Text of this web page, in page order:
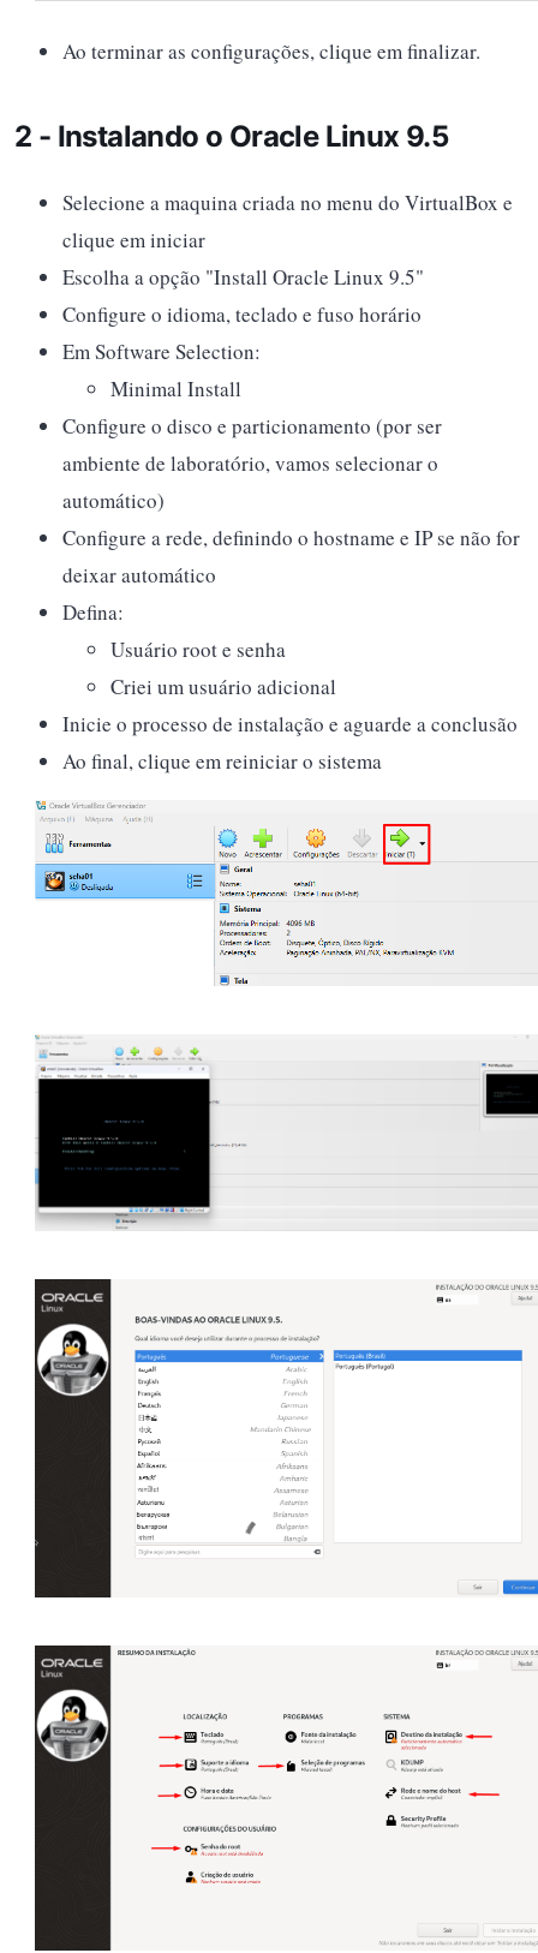
Ao terminar as configurações, clique em finalizar.
2 - Instalando o Oracle Linux 9.5
Selecione a maquina criada no menu do VirtualBox e
clique em iniciar
Escolha a opção "Install Oracle Linux 9.5"
Configure o idioma, teclado e fuso horário
Em Software Selection:
Minimal Install
Configure o disco e particionamento (por ser
ambiente de laboratório, vamos selecionar o
automático)
Configure a rede, definindo o hostname e IP se não for
deixar automático
Defina:
Usuário root e senha
Criei um usuário adicional
Inicie o processo de instalação e aguarde a conclusão
Ao final, clique em reiniciar o sistema